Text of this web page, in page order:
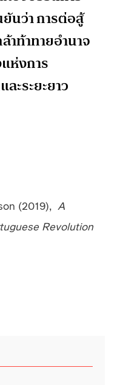
นว่า การต่อสู้
ท้าทายอำนาจ
ห่งการ
ะระยะยาว
(2019), A
Revolution